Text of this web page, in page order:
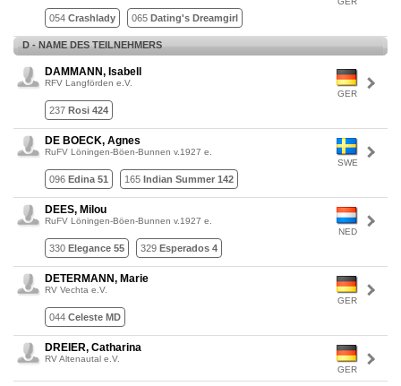
054 Crashlady 065 Dating's Dreamgirl
D - NAME DES TEILNEHMERS
GER
DAMMANN, Isabell
RFV Langförden e.V.
237 Rosi 424
SWE
DE BOECK, Agnes
RuFV Löningen-Böen-Bunnen v.1927 e.
096 Edina 51 165 Indian Summer 142
NED
DEES, Milou
RuFV Löningen-Böen-Bunnen v.1927 e.
330 Elegance 55 329 Esperados 4
GER
DETERMANN, Marie
RV Vechta e.V.
044 Celeste MD
GER
DREIER, Catharina
RV Altenautal e.V.